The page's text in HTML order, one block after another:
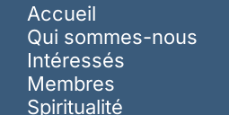
Accueil
Qui sommes-nous
Intéressés
Membres
Spiritualité